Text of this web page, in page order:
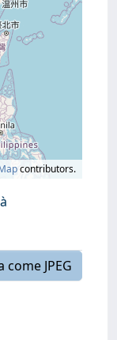
contributors.
come JPEG